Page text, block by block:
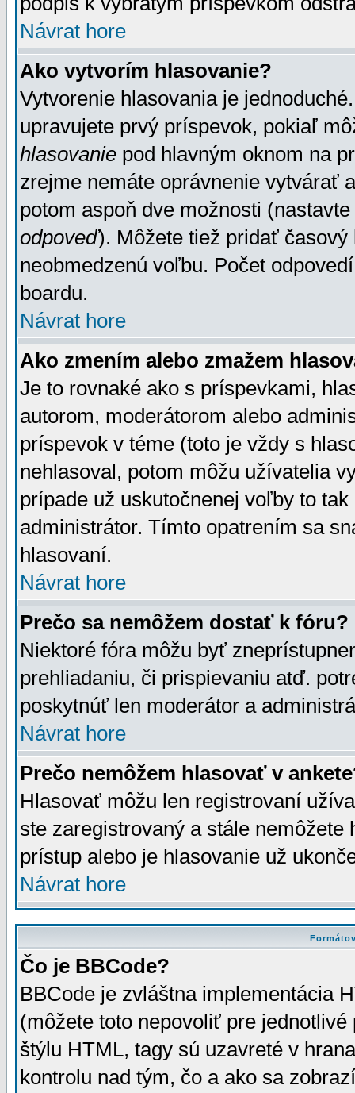
Návrat hore
Ako vytvorím hlasovanie?
Vytvorenie hlasovania je
upravujete prvý príspevok, pokiaľ
hlasovanie pod hlavným oknom na
zrejme nemáte oprávnenie vytvárať
potom aspoň dve možnosti
odpoveď). Môžete tiež pridať
neobmedzenú voľbu. Počet
boardu.
Návrat hore
Ako zmením alebo zmažem
Je to rovnaké ako s príspevkami,
autorom, moderátorom alebo
príspevok v téme (toto je vždy s
nehlasoval, potom môžu užívatelia
prípade už uskutočnenej voľby to
administrátor. Tímto opatrením sa
hlasovaní.
Návrat hore
Prečo sa nemôžem dostať k fóru?
Niektoré fóra môžu byť
prehliadaniu, či prispievaniu atď.
poskytnúť len moderátor a
Návrat hore
Prečo nemôžem hlasovať v
Hlasovať môžu len registrovaní
ste zaregistrovaný a stále
prístup alebo je hlasovanie už
Návrat hore
Čo je BBCode?
BBCode je zvláštna implementácia
(môžete toto nepovoliť pre
štýlu HTML, tagy sú uzavreté v
kontrolu nad tým, čo a ako sa